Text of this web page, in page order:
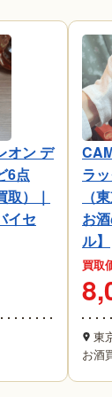
オン デ
6点
取）｜
イセ
ラ
（
お
ル】
買取
東
お酒